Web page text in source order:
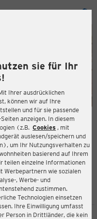
sie für Ihr
Ihrer ausdrücklichen
können wir auf Ihre
und für sie passende
anzeigen. In diesem
(z.B. Cookies , mit
auslesen/speichern und
um Ihr Nutzungsverhalten zu
basierend auf Ihrem
teilen einzelne Informationen
Werbepartnern wie sozialen
, Werbe- und
zustimmen.
Technologien einsetzen
Ihre Einwilligung umfasst
Person in Drittländer, die kein
FILIALE
Str. 5 b
AKTIONEN